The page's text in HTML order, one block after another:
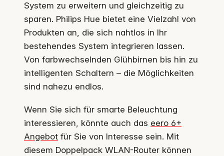
System zu erweitern und gleichzeitig zu
sparen. Philips Hue bietet eine Vielzahl von
Produkten an, die sich nahtlos in Ihr
bestehendes System integrieren lassen.
Von farbwechselnden Glühbirnen bis hin zu
intelligenten Schaltern – die Möglichkeiten
sind nahezu endlos.
Wenn Sie sich für smarte Beleuchtung
interessieren, könnte auch das eero 6+
Angebot für Sie von Interesse sein. Mit
diesem Doppelpack WLAN-Router können